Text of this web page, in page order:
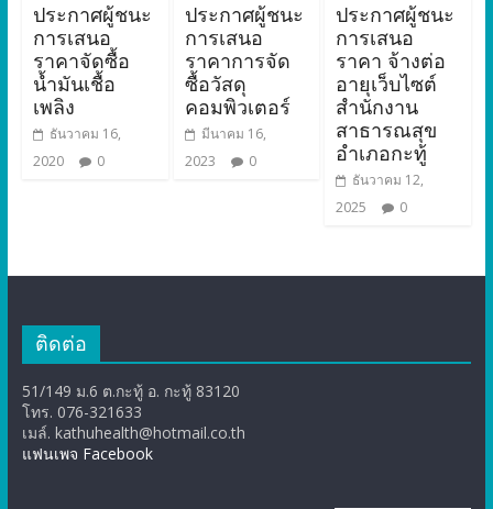
ประกาศผู้ชนะ
การเสนอ
ราคาจัดซื้อ
น้ำมันเชื้อ
เพลิง
ธันวาคม 16,
2020
0
ประกาศผู้ชนะ
การเสนอ
ราคาการจัด
ซื้อวัสดุ
คอมพิวเตอร์
มีนาคม 16,
2023
0
ประกาศผู้ชนะ
การเสนอ
ราคา จ้างต่อ
อายุเว็บไซต์
สำนักงาน
สาธารณสุข
อำเภอกะทู้
ธันวาคม 12,
2025
0
ติดต่อ
51/149 ม.6 ต.กะทู้ อ. กะทู้ 83120
โทร. 076-321633
เมล์. kathuhealth@hotmail.co.th
แฟนเพจ Facebook